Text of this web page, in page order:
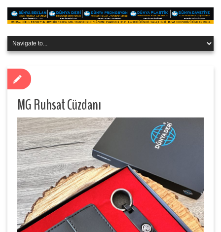
MG Ruhsat Cüzdanı